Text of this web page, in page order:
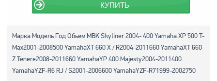
КУПИТЬ
Марка Модель Год Обьем MBK Skyliner 2004- 400 Yamaha XP 500 T-
Max2001-2008500 YamahaXT 660 X / R2004-2011660 YamahaXT 660
Z Tenere2008-2011660 YamahaYP 400 Majesty2004-2011400
YamahaYZF-R6 RJ / S2001-2006600 YamahaYZF-R71999-2002750